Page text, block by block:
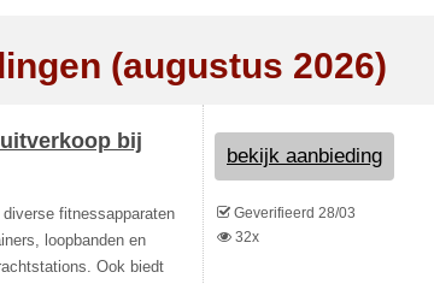
(augustus 2026)
bij
fitnessapparaten
loopbanden en
Ook biedt
bekijk aanbieding
Geverifieerd 28/03
32x